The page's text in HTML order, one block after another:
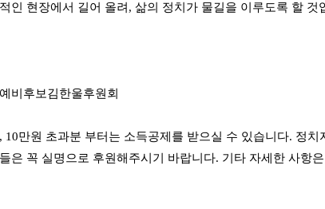
인 현장에서 길어 올려, 삶의 정치가 물길을 이루도록 할 것
비후보김한울후원회
만원 초과분 부터는 소득공제를 받으실 수 있습니다. 정치
은 꼭 실명으로 후원해주시기 바랍니다. 기타 자세한 사항